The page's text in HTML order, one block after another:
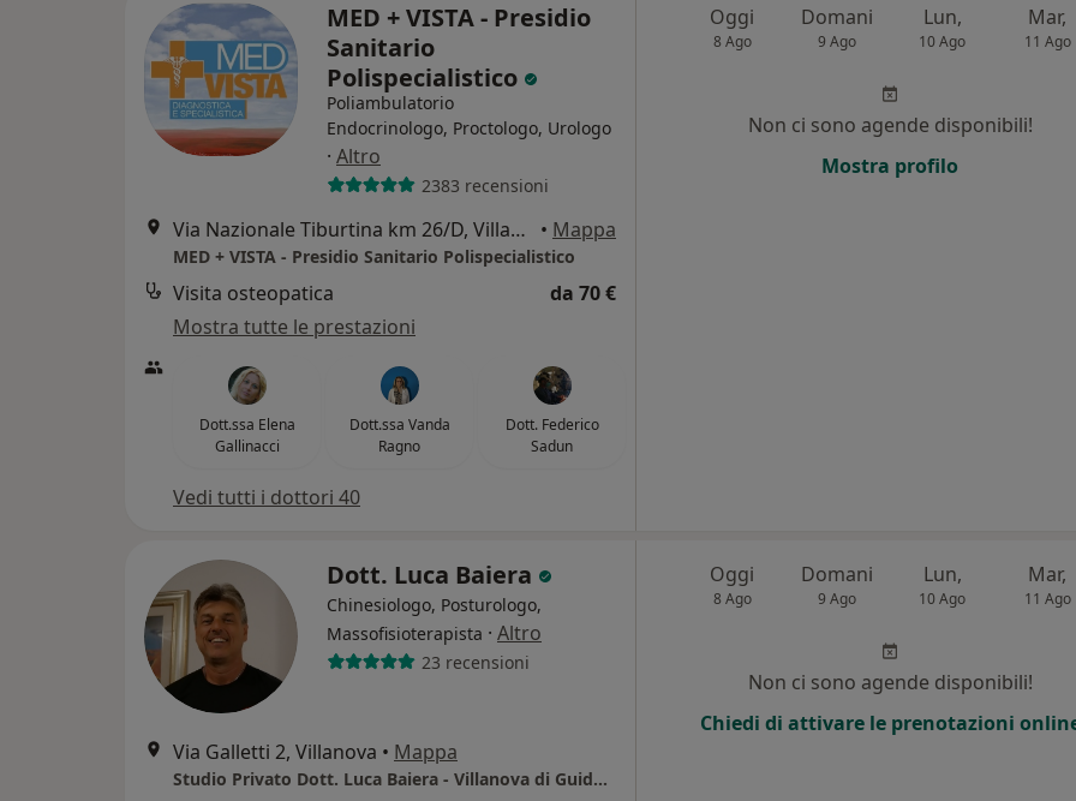
MED + VISTA - Presidio
Sanitario
Polispecialistico
Poliambulatorio
Endocrinologo, Proctologo, Urologo
· Altro
2383 recensioni
Via Nazionale Tiburtina km 26/D, Villanova • Mappa
MED + VISTA - Presidio Sanitario Polispecialistico
Visita osteopatica
da 70 €
Mostra tutte le prestazioni
Dott.ssa Elena
Gallinacci
Dott.ssa Vanda
Ragno
Dott. Federico
Sadun
Vedi tutti i dottori 40
Oggi
8 Ago
Domani
9 Ago
Lun,
10 Ago
Mar,
11 Ago
Non ci sono agende disponibili!
Mostra profilo
Dott. Luca Baiera
Chinesiologo, Posturologo,
Massofisioterapista · Altro
23 recensioni
Via Galletti 2, Villanova • Mappa
Studio Privato Dott. Luca Baiera - Villanova di Guidonia
Oggi
8 Ago
Domani
9 Ago
Lun,
10 Ago
Mar,
11 Ago
Non ci sono agende disponibili!
Chiedi di attivare le prenotazioni